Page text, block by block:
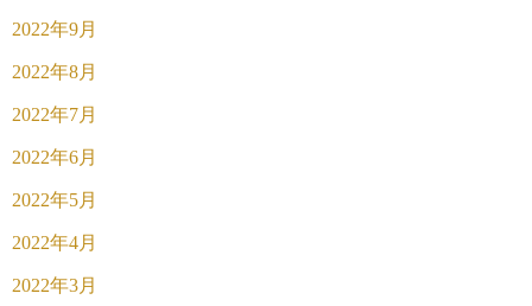
2022年9月
2022年8月
2022年7月
2022年6月
2022年5月
2022年4月
2022年3月